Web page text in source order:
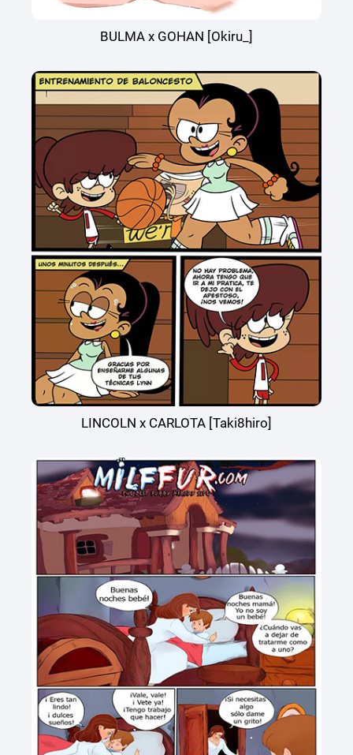
BULMA x GOHAN [Okiru_]
LINCOLN x CARLOTA [Taki8hiro]